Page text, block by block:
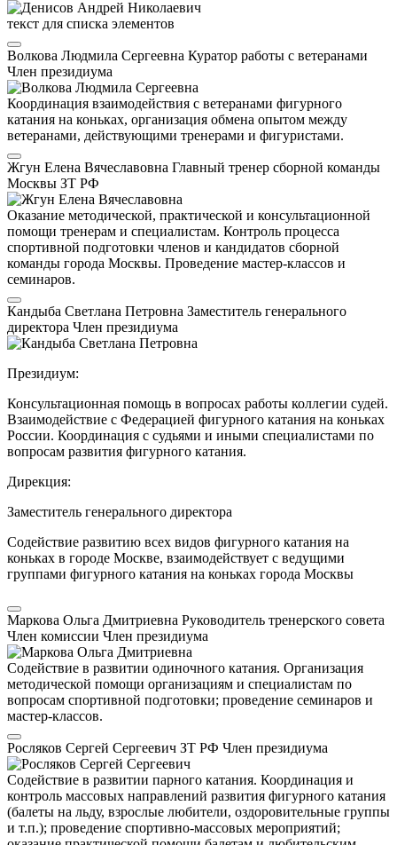
текст для списка элементов
Волкова Людмила Сергеевна Куратор работы с ветеранами
Член президиума
Координация взаимодействия с ветеранами фигурного
катания на коньках, организация обмена опытом между
ветеранами, действующими тренерами и фигуристами.
Жгун Елена Вячеславовна Главный тренер сборной команды
Москвы ЗТ РФ
Оказание методической, практической и консультационной
помощи тренерам и специалистам. Контроль процесса
спортивной подготовки членов и кандидатов сборной
команды города Москвы. Проведение мастер-классов и
семинаров.
Кандыба Светлана Петровна Заместитель генерального
директора Член президиума
Президиум:
Консультационная помощь в вопросах работы коллегии судей.
Взаимодействие с Федерацией фигурного катания на коньках
России. Координация с судьями и иными специалистами по
вопросам развития фигурного катания.
Дирекция:
Заместитель генерального директора
Содействие развитию всех видов фигурного катания на
коньках в городе Москве, взаимодействует с ведущими
группами фигурного катания на коньках города Москвы
Маркова Ольга Дмитриевна Руководитель тренерского совета
Член комиссии Член президиума
Содействие в развитии одиночного катания. Организация
методической помощи организациям и специалистам по
вопросам спортивной подготовки; проведение семинаров и
мастер-классов.
Росляков Сергей Сергеевич ЗТ РФ Член президиума
Содействие в развитии парного катания. Координация и
контроль массовых направлений развития фигурного катания
(балеты на льду, взрослые любители, оздоровительные группы
и т.п.); проведение спортивно-массовых мероприятий;